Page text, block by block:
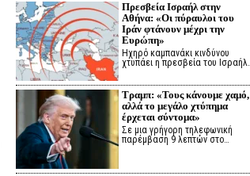
Πρεσβεία Ισραήλ στην
Αθήνα: «Οι πύραυλοι του
Ιράν φτάνουν μέχρι την
Ευρώπη»
Ηχηρό καμπανάκι κινδύνου
χτυπάει η πρεσβεία του Ισραήλ…
Τραμπ: «Τους κάνουμε χαμό,
αλλά το μεγάλο χτύπημα
έρχεται σύντομα»
Σε μια γρήγορη τηλεφωνική
παρέμβαση 9 λεπτών στο…